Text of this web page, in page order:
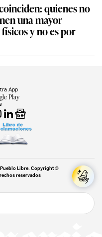
quienes no
una mayor
y no es por
App
Play
Pueblo Libre. Copyright ©
reservados